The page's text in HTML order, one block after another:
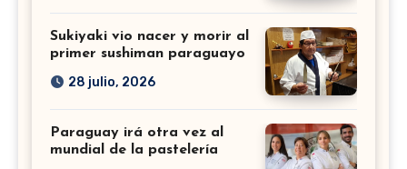
Sukiyaki vio nacer y morir al
primer sushiman paraguayo
28 julio, 2026
Paraguay irá otra vez al
mundial de la pastelería